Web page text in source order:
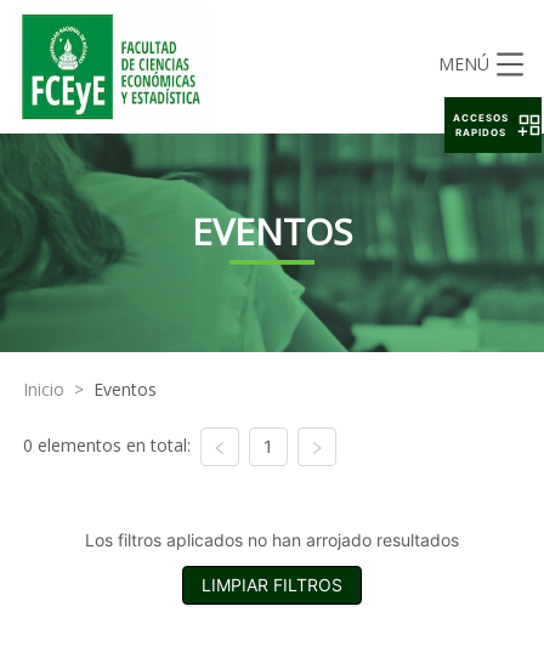
MENÚ
EVENTOS
Inicio > Eventos
0 elementos en total: 1
Los filtros aplicados no han arrojado resultados
LIMPIAR FILTROS
ACCESOS
RAPIDOS